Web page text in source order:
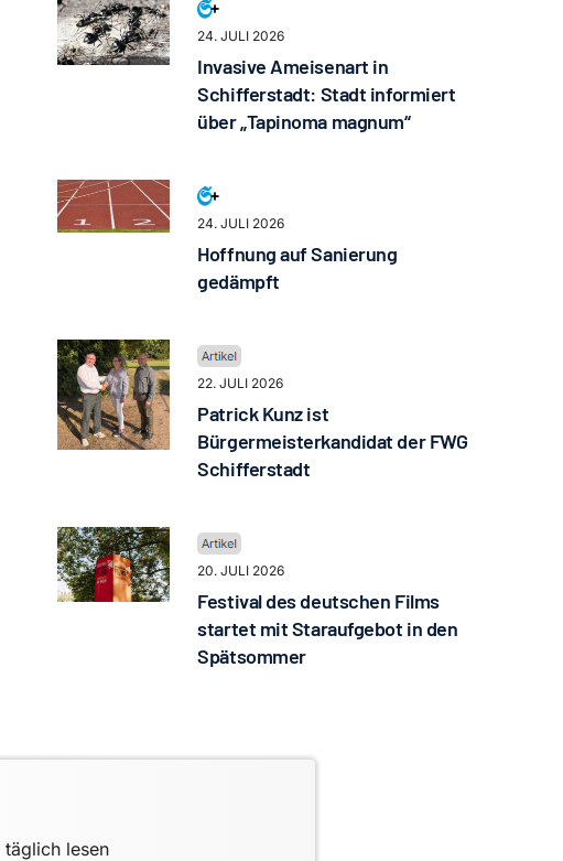
24. JULI 2026
Invasive Ameisenart in
Schifferstadt: Stadt informiert
über „Tapinoma magnum“
24. JULI 2026
Hoffnung auf Sanierung
gedämpft
22. JULI 2026
Patrick Kunz ist
Bürgermeisterkandidat der FWG
Schifferstadt
20. JULI 2026
Festival des deutschen Films
startet mit Staraufgebot in den
Spätsommer
lesen